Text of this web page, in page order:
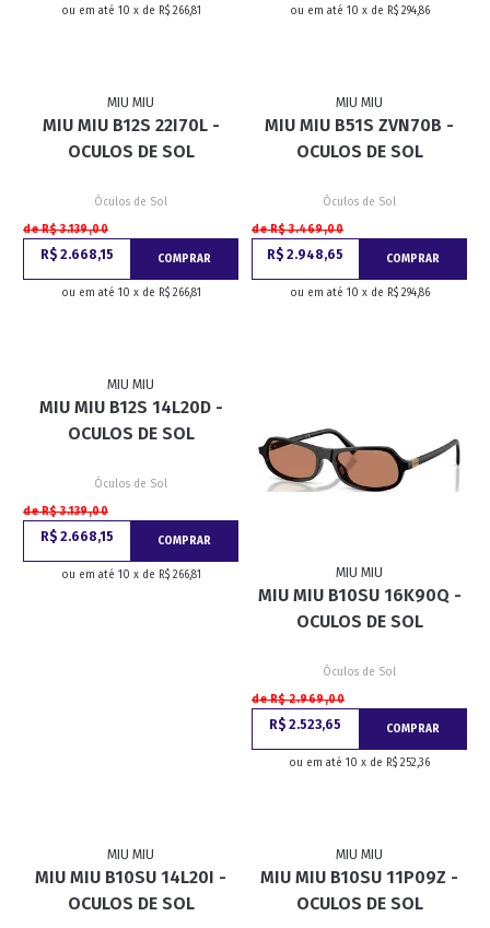
ou em até 10 x de R$ 266,81 ou em até 10 x de R$ 294,86
MIU MIU
MIU MIU B12S 22I70L -
OCULOS DE SOL
Óculos de Sol
de R$ 3.139,00
R$ 2.668,15 COMPRAR
ou em até 10 x de R$ 266,81
MIU MIU
MIU MIU B51S ZVN70B -
OCULOS DE SOL
Óculos de Sol
de R$ 3.469,00
R$ 2.948,65 COMPRAR
ou em até 10 x de R$ 294,86
MIU MIU
MIU MIU B12S 14L20D -
OCULOS DE SOL
Óculos de Sol
de R$ 3.139,00
R$ 2.668,15 COMPRAR
ou em até 10 x de R$ 266,81 MIU MIU
MIU MIU B10SU 16K90Q -
OCULOS DE SOL
Óculos de Sol
de R$ 2.969,00
R$ 2.523,65 COMPRAR
ou em até 10 x de R$ 252,36
MIU MIU
MIU MIU B10SU 14L20I -
OCULOS DE SOL
MIU MIU
MIU MIU B10SU 11P09Z -
OCULOS DE SOL